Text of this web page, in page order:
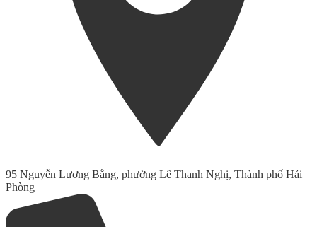
95 Nguyễn Lương Bằng, phường Lê Thanh Nghị, Thành phố Hải
Phòng